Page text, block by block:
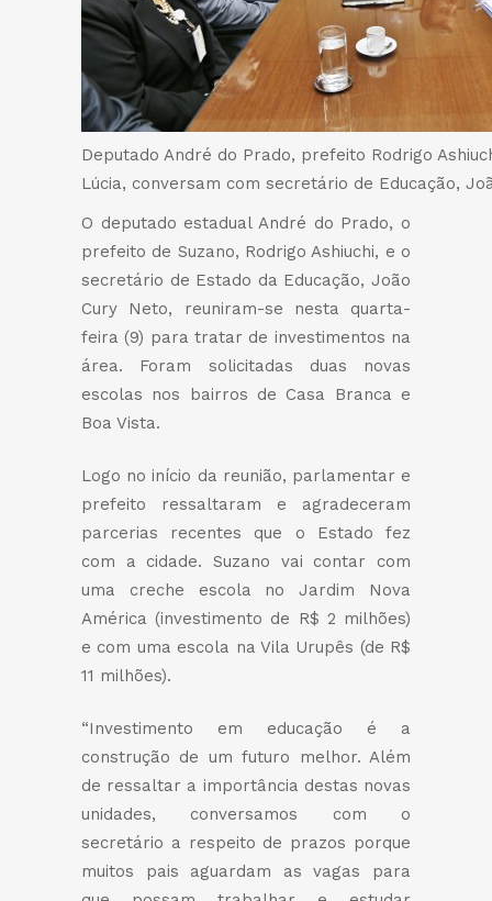
Deputado André do Prado, prefeito Rodrigo
Lúcia, conversam com secretário de Educação,
O deputado estadual André do Prado, o
prefeito de Suzano, Rodrigo Ashiuchi, e o
secretário de Estado da Educação, João
Cury Neto, reuniram-se nesta quarta-
feira (9) para tratar de investimentos na
área. Foram solicitadas duas novas
escolas nos bairros de Casa Branca e
Boa Vista.
Logo no início da reunião, parlamentar e
prefeito ressaltaram e agradeceram
parcerias recentes que o Estado fez
com a cidade. Suzano vai contar com
uma creche escola no Jardim Nova
América (investimento de R$ 2 milhões)
e com uma escola na Vila Urupês (de R$
11 milhões).
“Investimento em educação é a
construção de um futuro melhor. Além
de ressaltar a importância destas novas
unidades, conversamos com o
secretário a respeito de prazos porque
muitos pais aguardam as vagas para